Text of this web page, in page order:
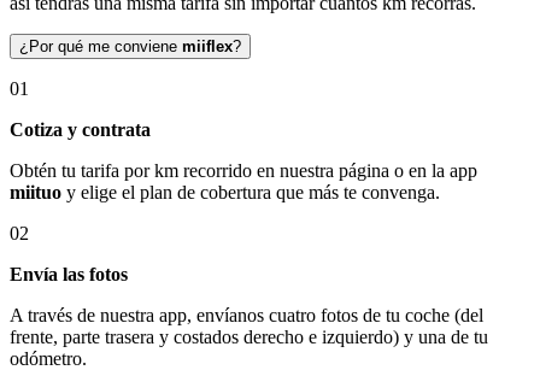
¿Por qué me conviene miiflex?
01
Cotiza y contrata
Obtén tu tarifa por km recorrido en nuestra página o en la app
miituo y elige el plan de cobertura que más te convenga.
02
Envía las fotos
A través de nuestra app, envíanos cuatro fotos de tu coche (del
frente, parte trasera y costados derecho e izquierdo) y una de tu
odómetro.